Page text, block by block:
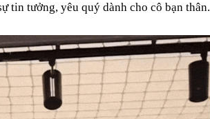
tin tưởng, yêu quý dành cho cô bạn thân.